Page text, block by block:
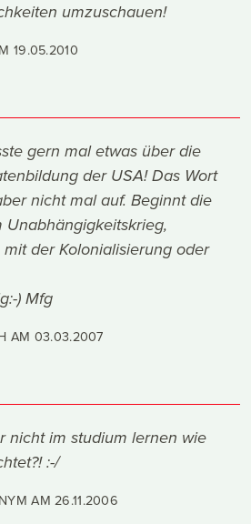
umzuschauen!
19.05.2010
gern mal etwas über die
der USA! Das Wort
nicht mal auf. Beginnt die
Unabhängigkeitskrieg,
der Kolonialisierung oder
) Mfg
AM 03.03.2007
nicht im studium lernen wie
:-/
AM26.11.2006